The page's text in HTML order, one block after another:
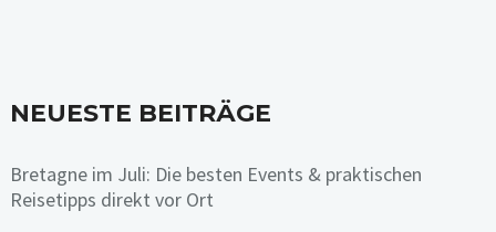
NEUESTE BEITRÄGE
Bretagne im Juli: Die besten Events & praktischen
Reisetipps direkt vor Ort